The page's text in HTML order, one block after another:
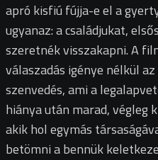
apró kisfiú fújja-e el a
ugyanaz: a családjukat,
szeretnék visszakapni.A
válaszadás igénye nélkül
szenvedés, ami a
hiánya után marad, végleg
akik hol egymás
betömni a bennük